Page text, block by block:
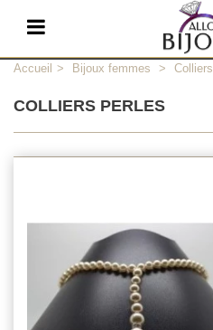
Accueil > Bijoux femmes > Colliers
COLLIERS PERLES